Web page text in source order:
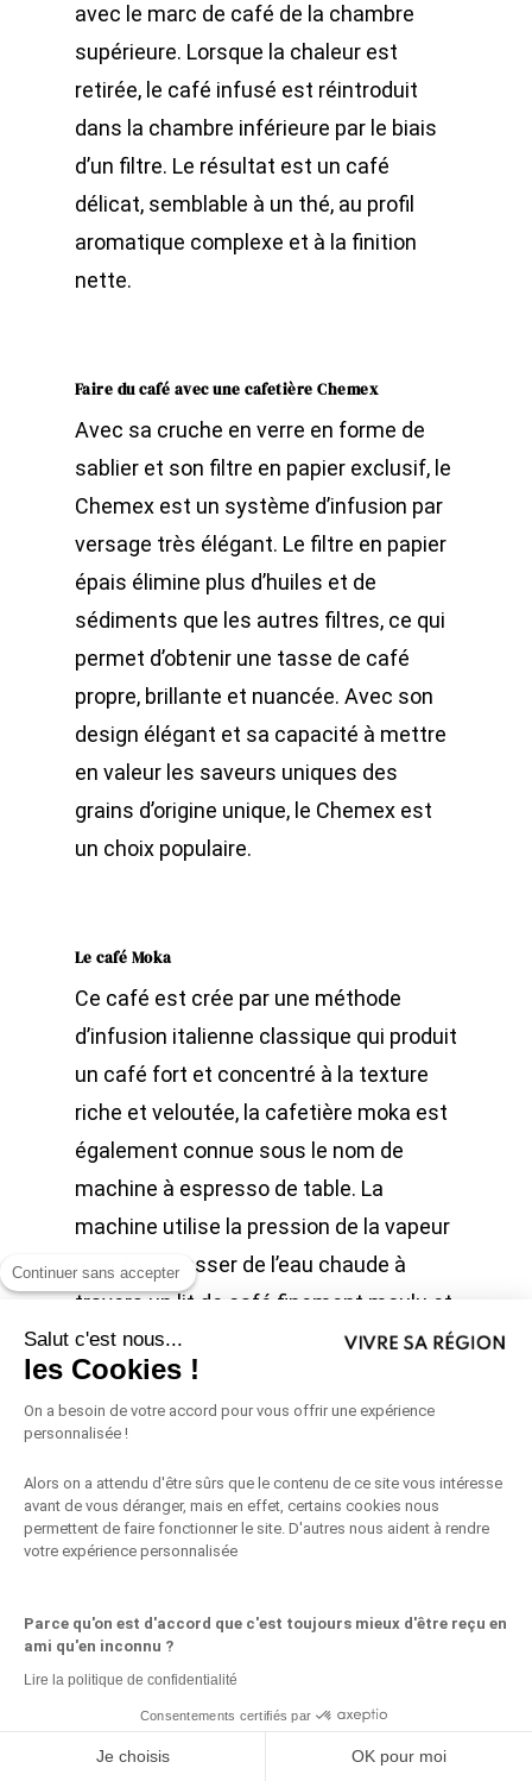
Continuer sans accepter
Salut c'est nous...
les Cookies !
On a besoin de votre accord pour vous offrir une expérience
personnalisée !
Alors on a attendu d'être sûrs que le contenu de ce site vous intéresse
avant de vous déranger, mais en effet, certains cookies nous
permettent de faire fonctionner le site. D'autres nous aident à rendre
votre expérience personnalisée
Parce qu'on est d'accord que c'est toujours mieux d'être reçu en
ami qu'en inconnu ?
Lire la politique de confidentialité
Consentements certifiés par
Je choisis OK pour moi
avec le marc de café de la chambre
supérieure. Lorsque la chaleur est
retirée, le café infusé est réintroduit
dans la chambre inférieure par le biais
d’un filtre. Le résultat est un café
délicat, semblable à un thé, au profil
aromatique complexe et à la finition
nette.
Faire du café avec une cafetière Chemex
Avec sa cruche en verre en forme de
sablier et son filtre en papier exclusif, le
Chemex est un système d’infusion par
versage très élégant. Le filtre en papier
épais élimine plus d’huiles et de
sédiments que les autres filtres, ce qui
permet d’obtenir une tasse de café
propre, brillante et nuancée. Avec son
design élégant et sa capacité à mettre
en valeur les saveurs uniques des
grains d’origine unique, le Chemex est
un choix populaire.
Le café Moka
Ce café est crée par une méthode
d’infusion italienne classique qui produit
un café fort et concentré à la texture
riche et veloutée, la cafetière moka est
également connue sous le nom de
machine à espresso de table. La
machine utilise la pression de la vapeur
pour faire passer de l’eau chaude à
travers un lit de café finement moulu et
dans une chambre supérieure. Bien qu’il
ne s’agisse pas d’un véritable espresso,
il est souvent apprécié comme café du
cappuccinos et les lattes, grâce à
l’infusion audacieuse et intense de la
Le café Turc
Caractérisé par une mouture fine, un
corps épais et une saveur intense, le